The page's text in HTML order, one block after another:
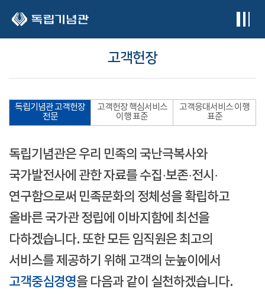
고객헌장
독립기념관 고객헌장
전문
고객헌장 핵심서비스
이행 표준
고객응대서비스 이행
표준
독립기념관은 우리 민족의 국난극복사와
국가발전사에 관한 자료를 수집·보존·전시·
연구함으로써 민족문화의 정체성을 확립하고
올바른 국가관 정립에 이바지함에 최선을
다하겠습니다. 또한 모든 임직원은 최고의
서비스를 제공하기 위해 고객의 눈높이에서
고객중심경영을 다음과 같이 실천하겠습니다.